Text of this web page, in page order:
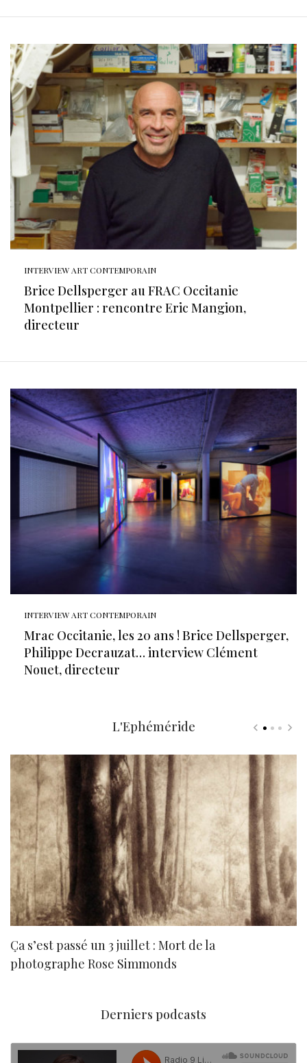
INTERVIEW ART CONTEMPORAIN
Brice Dellsperger au FRAC Occitanie
Montpellier : rencontre Eric Mangion,
directeur
INTERVIEW ART CONTEMPORAIN
Mrac Occitanie, les 20 ans ! Brice Dellsperger,
Philippe Decrauzat… interview Clément
Nouet, directeur
L'Ephéméride
Ça s’est passé un 3 juillet : Mort de la
photographe Rose Simmonds
Derniers podcasts